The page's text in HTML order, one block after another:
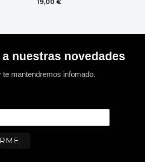
19,00 €
nuestras novedades
te mantendremos infomado.